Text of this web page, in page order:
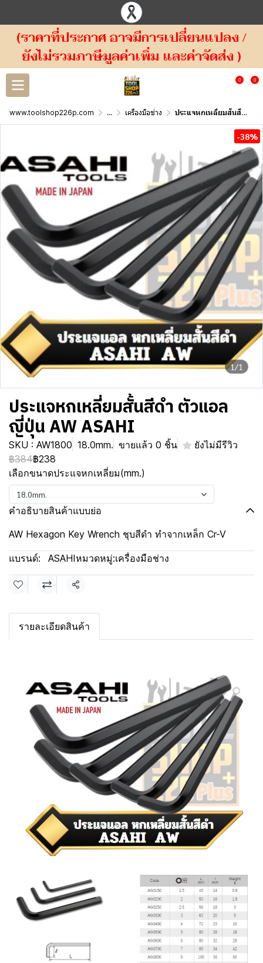
(ราคาที่ประกาศ อาจมีการเปลี่ยนแปลง /
ยังไม่รวมภาษีมูลค่าเพิ่ม และค่าจัดส่ง )
0 0
www.toolshop226p.com ... เครื่องมือช่าง ประแจหกเหลี่ยมสั้นสีดำ ตัวแอล ญี่ปุ่น AW ASAHI
1/1
-38%
ประแจหกเหลี่ยมสั้นสีดำ ตัวแอล
ญี่ปุ่น AW ASAHI
SKU : AW1800 18.0mm. ขายแล้ว 0 ชิ้น
ยังไม่มีรีวิว
฿384฿238
เลือกขนาดประแจหกเหลี่ยม(mm.)
18.0mm.
คำอธิบายสินค้าแบบย่อ
AW Hexagon Key Wrench ชุบสีดำ ทำจากเหล็ก Cr-V
แบรนด์: ASAHIหมวดหมู่:เครื่องมือช่าง
แชร์
รายละเอียดสินค้า